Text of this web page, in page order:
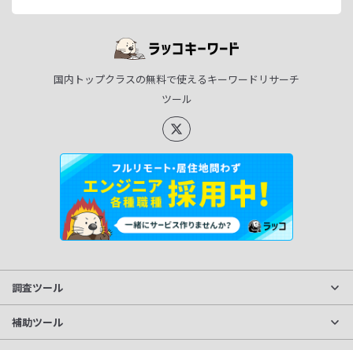
国内トップクラスの無料で使えるキーワードリサーチ
ツール
調査ツール
サイト分析
補助ツール